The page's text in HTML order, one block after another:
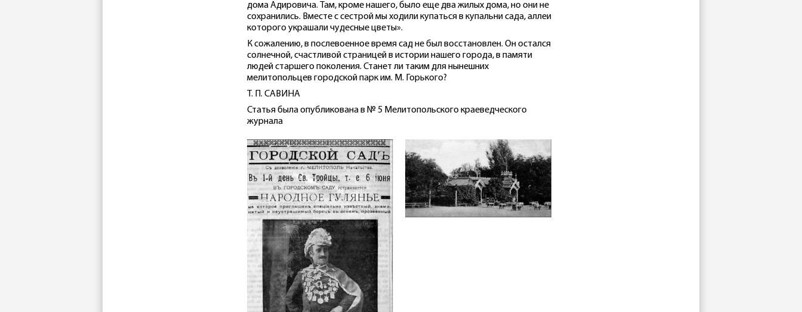
дома Адировича. Там, кроме нашего, было еще два жилых дома, но они не
сохранились. Вместе с сестрой мы ходили купаться в купальни сада, аллеи
которого украшали чудесные цветы».
К сожалению, в послевоенное время сад не был восстановлен. Он остался
солнечной, счастливой страницей в истории нашего города, в памяти
людей старшего поколения. Станет ли таким для нынешних
мелитопольцев городской парк им. М. Горького?
Т. П. САВИНА
Статья была опубликована в № 5 Мелитопольского краеведческого
журнала